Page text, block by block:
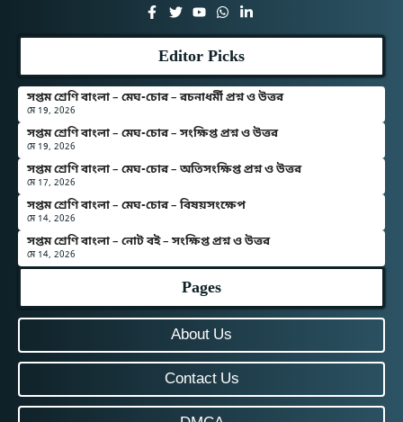
Editor Picks
সপ্তম শ্রেণি বাংলা – মেঘ-চোর – রচনাধর্মী প্রশ্ন ও উত্তর
মে 19, 2026
সপ্তম শ্রেণি বাংলা – মেঘ-চোর – সংক্ষিপ্ত প্রশ্ন ও উত্তর
মে 19, 2026
সপ্তম শ্রেণি বাংলা – মেঘ-চোর – অতিসংক্ষিপ্ত প্রশ্ন ও উত্তর
মে 17, 2026
সপ্তম শ্রেণি বাংলা – মেঘ-চোর – বিষয়সংক্ষেপ
মে 14, 2026
সপ্তম শ্রেণি বাংলা – নোট বই – সংক্ষিপ্ত প্রশ্ন ও উত্তর
মে 14, 2026
Pages
About Us
Contact Us